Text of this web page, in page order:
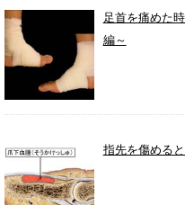
足首を痛めた
編～
指先を傷める